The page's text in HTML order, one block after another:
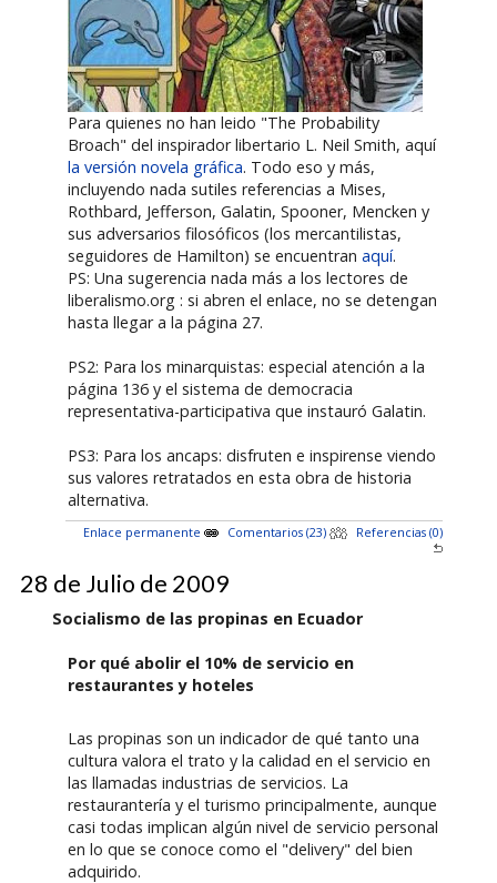
Para quienes no han leido "The Probability
Broach" del inspirador libertario L. Neil Smith, aquí
la versión novela gráfica. Todo eso y más,
incluyendo nada sutiles referencias a Mises,
Rothbard, Jefferson, Galatin, Spooner, Mencken y
sus adversarios filosóficos (los mercantilistas,
seguidores de Hamilton) se encuentranaquí.
PS: Una sugerencia nada más a los lectores de
liberalismo.org : si abren el enlace, no se detengan
hasta llegar a la página 27.
PS2: Para los minarquistas: especial atención a la
página 136 y el sistema de democracia
representativa-participativa que instauró Galatin.
PS3: Para los ancaps: disfruten e inspirense viendo
sus valores retratados en esta obra de historia
alternativa.
Enlace permanente Comentarios (23) Referencias (0)
28 de Julio de 2009
Socialismo de las propinas en Ecuador
Por qué abolir el 10% de servicio en
restaurantes y hoteles
Las propinas son un indicador de qué tanto una
cultura valora el trato y la calidad en el servicio en
las llamadas industrias de servicios. La
restaurantería y el turismo principalmente, aunque
casi todas implican algún nivel de servicio personal
en lo que se conoce como el "delivery" del bien
adquirido.